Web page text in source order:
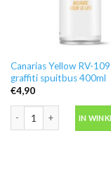
Canarias Yellow RV-
graffiti spuitbus 400ml
€4,90
IN